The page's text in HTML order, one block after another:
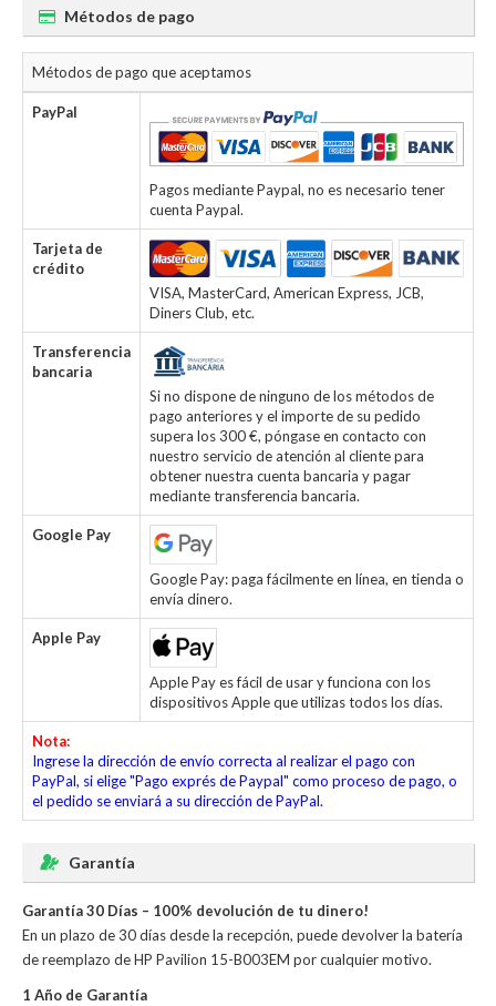
Métodos de pago
Métodos de pago que aceptamos
PayPal
Pagos mediante Paypal, no es necesario tener
cuenta Paypal.
Tarjeta de
crédito
VISA, MasterCard, American Express, JCB,
Diners Club, etc.
Transferencia
bancaria
Si no dispone de ninguno de los métodos de
pago anteriores y el importe de su pedido
supera los 300 €, póngase en contacto con
nuestro servicio de atención al cliente para
obtener nuestra cuenta bancaria y pagar
mediante transferencia bancaria.
Google Pay
Google Pay: paga fácilmente en línea, en tienda o
envía dinero.
Apple Pay
Apple Pay es fácil de usar y funciona con los
dispositivos Apple que utilizas todos los días.
Nota:
Ingrese la dirección de envío correcta al realizar el pago con
PayPal, si elige "Pago exprés de Paypal" como proceso de pago, o
el pedido se enviará a su dirección de PayPal.
Garantía
Garantía 30 Días – 100% devolución de tu dinero!
En un plazo de 30 días desde la recepción, puede devolver la batería
de reemplazo de HP Pavilion 15-B003EM por cualquier motivo.
1 Año de Garantía